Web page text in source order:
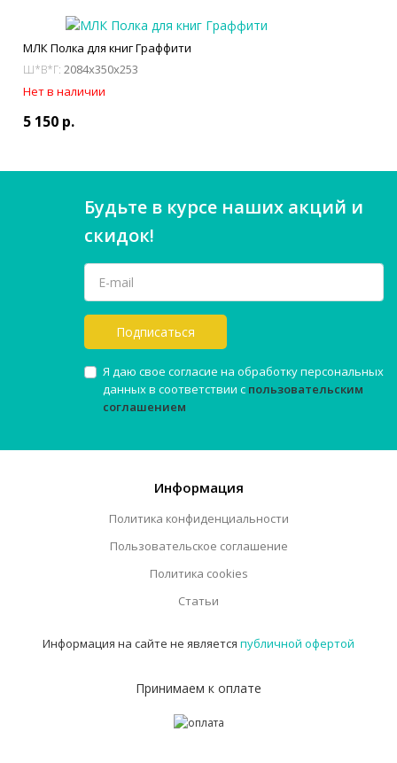
МЛК Полка для книг Граффити
Ш*В*Г: 2084x350x253
Нет в наличии
5 150 р.
Будьте в курсе наших акций и
скидок!
Подписаться
Я даю свое согласие на обработку персональных
данных в соответствии с пользовательским
соглашением
Информация
Политика конфиденциальности
Пользовательское соглашение
Политика cookies
Статьи
Информация на сайте не является публичной офертой
Принимаем к оплате